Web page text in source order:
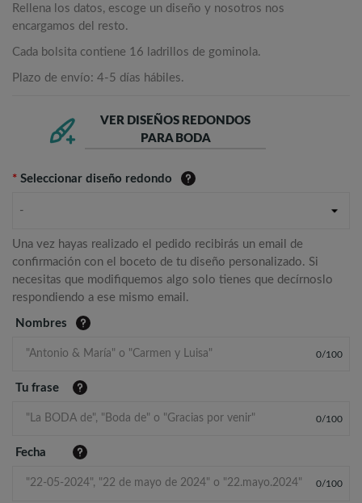
Rellena los datos, escoge un diseño y nosotros nos
encargamos del resto.
Cada bolsita contiene 16 ladrillos de gominola.
Plazo de envío: 4-5 días hábiles.
VER DISEÑOS REDONDOS
PARA BODA
* Seleccionar diseño redondo
-
Una vez hayas realizado el pedido recibirás un email de
confirmación con el boceto de tu diseño personalizado. Si
necesitas que modifiquemos algo solo tienes que decírnoslo
respondiendo a ese mismo email.
Nombres
0/100
Tu frase
0/100
Fecha
0/100